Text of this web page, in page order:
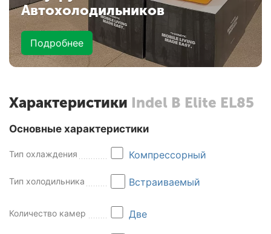
Автохолодильников
Подробнее
Характеристики Indel B Elite EL85
Основные характеристики
Тип охлаждения Компрессорный
Тип холодильника Встраиваемый
Количество камер Две